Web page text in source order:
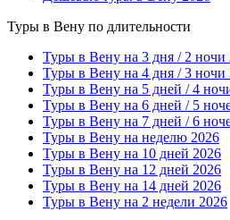
Туры в Вену по длительности
Туры в Вену на 3 дня / 2 ночи
Туры в Вену на 4 дня / 3 ночи
Туры в Вену на 5 дней / 4
Туры в Вену на 6 дней / 5
Туры в Вену на 7 дней / 6
Туры в Вену на неделю 2026
Туры в Вену на 10 дней 2026
Туры в Вену на 12 дней 2026
Туры в Вену на 14 дней 2026
Туры в Вену на 2 недели 2026